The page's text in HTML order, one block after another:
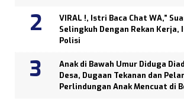
VIRAL !, Istri Baca Chat WA,”
Selingkuh Dengan Rekan Kerja,
Polisi
Anak di Bawah Umur Diduga
Desa, Dugaan Tekanan dan
Perlindungan Anak Mencuat di